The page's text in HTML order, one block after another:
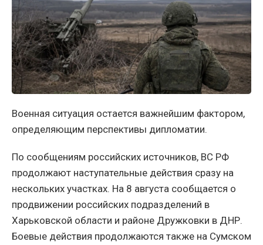
Военная ситуация остается важнейшим фактором,
определяющим перспективы дипломатии.
По сообщениям российских источников, ВС РФ
продолжают наступательные действия сразу на
нескольких участках. На 8 августа сообщается о
продвижении российских подразделений в
Харьковской области и районе Дружковки в ДНР.
Боевые действия продолжаются также на Сумском